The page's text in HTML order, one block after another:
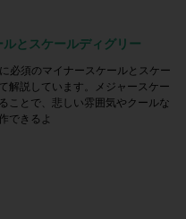
とスケールディグリー
必須のマイナースケールとスケー
解説しています。メジャースケー
ことで、悲しい雰囲気やクールな
できるよ